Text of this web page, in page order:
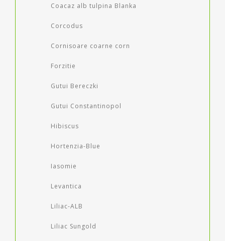
Coacaz alb tulpina Blanka
Corcodus
Cornisoare coarne corn
Forzitie
Gutui Bereczki
Gutui Constantinopol
Hibiscus
Hortenzia-Blue
Iasomie
Levantica
Liliac-ALB
Liliac Sungold